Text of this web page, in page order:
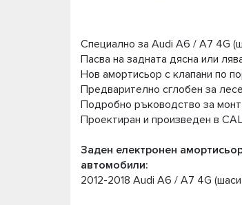
Специално за Audi A6 / A7 4G
Пасва на задната дясна или
Нов амортисьор с клапани по
Предварително сглобен за
Подробно ръководство за
Проектиран и произведен в
Заден електронен
автомобили:
2012-2018 Audi A6 / A7 4G